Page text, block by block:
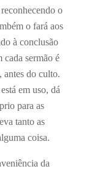
o
o fará aos
à conclusão
cada sermão é
antes do culto.
em uso, dá
para as
tanto as
coisa.
da